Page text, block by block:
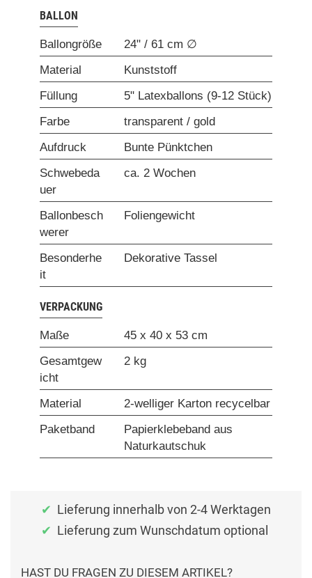
BALLON
Ballongröße
24" / 61 cm ∅
Material
Kunststoff
Füllung
5" Latexballons (9-12 Stück)
Farbe
transparent / gold
Aufdruck
Bunte Pünktchen
Schwebeda
uer
ca. 2 Wochen
Ballonbesch
werer
Foliengewicht
Besonderhe
it
Dekorative Tassel
VERPACKUNG
Maße
45 x 40 x 53 cm
Gesamtgew
icht
2 kg
Material
2-welliger Karton recycelbar
Paketband
Papierklebeband aus
Naturkautschuk
Lieferung innerhalb von 2-4 Werktagen
Lieferung zum Wunschdatum optional
HAST DU FRAGEN ZU DIESEM ARTIKEL?